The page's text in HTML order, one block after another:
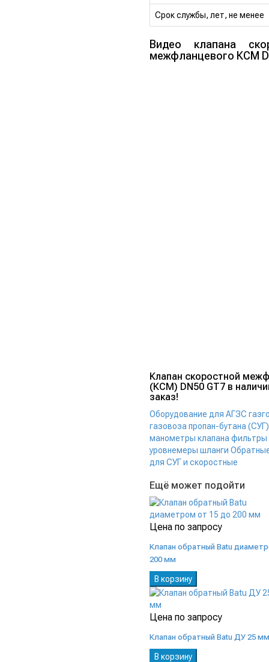
Cрок службы, лет, не менее
Видео клапана
межфланцевого КСМ
Клапан скоростной
(КСМ) DN50 GT7 в
заказ!
Оборудование для АГЗС
газовоза пропан-бутана (СУГ)
манометры клапана фильтры
уровнемеры шланги
для СУГ и скоростные
Ещё может подойти
Цена по запросу
Клапан обратный Batu
200 мм
В корзину
Цена по запросу
Клапан обратный Batu ДУ 25 мм
В корзину